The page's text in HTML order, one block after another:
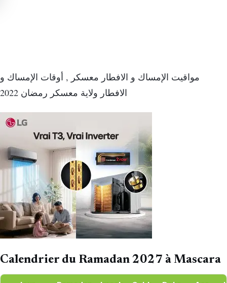
مواقيت الإمساك و الافطار معسكر , أوقات الإمساك و
الافطار ولاية معسكر رمضان 2022
Calendrier du Ramadan 2027 à Mascara